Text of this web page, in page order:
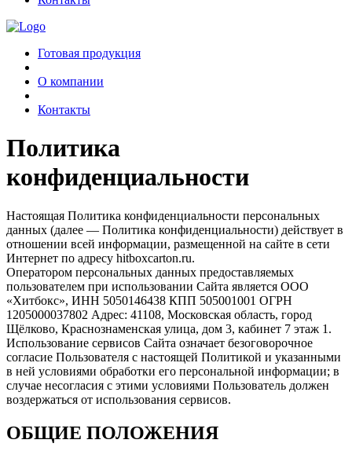
Готовая продукция
О компании
Контакты
Политика
конфиденциальности
Настоящая Политика конфиденциальности персональных
данных (далее — Политика конфиденциальности) действует в
отношении всей информации, размещенной на сайте в сети
Интернет по адресу hitboxcarton.ru.
Оператором персональных данных предоставляемых
пользователем при использовании Сайта является ООО
«Хитбокс», ИНН 5050146438 КПП 505001001 ОГРН
1205000037802 Адрес: 41108, Московская область, город
Щёлково, Краснознаменская улица, дом 3, кабинет 7 этаж 1.
Использование сервисов Сайта означает безоговорочное
согласие Пользователя с настоящей Политикой и указанными
в ней условиями обработки его персональной информации; в
случае несогласия с этими условиями Пользователь должен
воздержаться от использования сервисов.
ОБЩИЕ ПОЛОЖЕНИЯ